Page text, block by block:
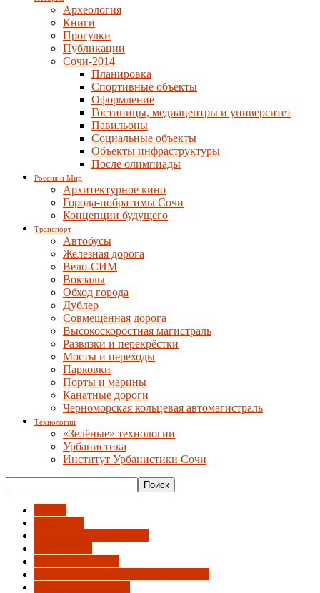
Археология
Книги
Прогулки
Публикации
Сочи-2014
Планировка
Спортивные объекты
Оформление
Гостиницы, медиацентры и университет
Павильоны
Социальные объекты
Объекты инфраструктуры
После олимпиады
Россия и Мир
Архитектурное кино
Города-побратимы Сочи
Концепции будущего
Транспорт
Автобусы
Железная дорога
Вело-СИМ
Вокзалы
Обход города
Дублер
Совмещённая дорога
Высокоскоростная магистраль
Развязки и перекрёстки
Мосты и переходы
Парковки
Порты и марины
Канатные дороги
Черноморская кольцевая автомагистраль
Технологии
«Зелёные» технологии
Урбанистика
Институт Урбанистики Сочи